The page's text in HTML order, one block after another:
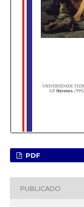
PDF
PUBLICADO